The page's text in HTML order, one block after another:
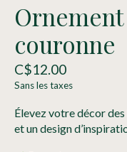
couronne
C$12.00
Sans les taxes
Élevez votre décor
et un design